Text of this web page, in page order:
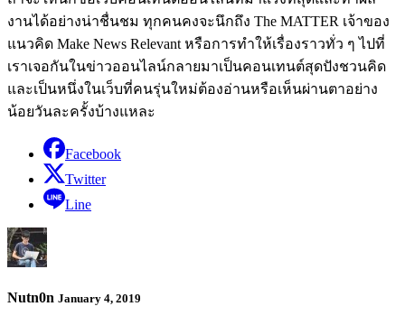
งานได้อย่างน่าชื่นชม ทุกคนคงจะนึกถึง The MATTER เจ้าของ
แนวคิด Make News Relevant หรือการทำให้เรื่องราวทั่ว ๆ ไปที่
เราเจอกันในข่าวออนไลน์กลายมาเป็นคอนเทนต์สุดปังชวนคิด
และเป็นหนึ่งในเว็บที่คนรุ่นใหม่ต้องอ่านหรือเห็นผ่านตาอย่าง
น้อยวันละครั้งบ้างแหละ
Facebook
Twitter
Line
Nutn0n January 4, 2019